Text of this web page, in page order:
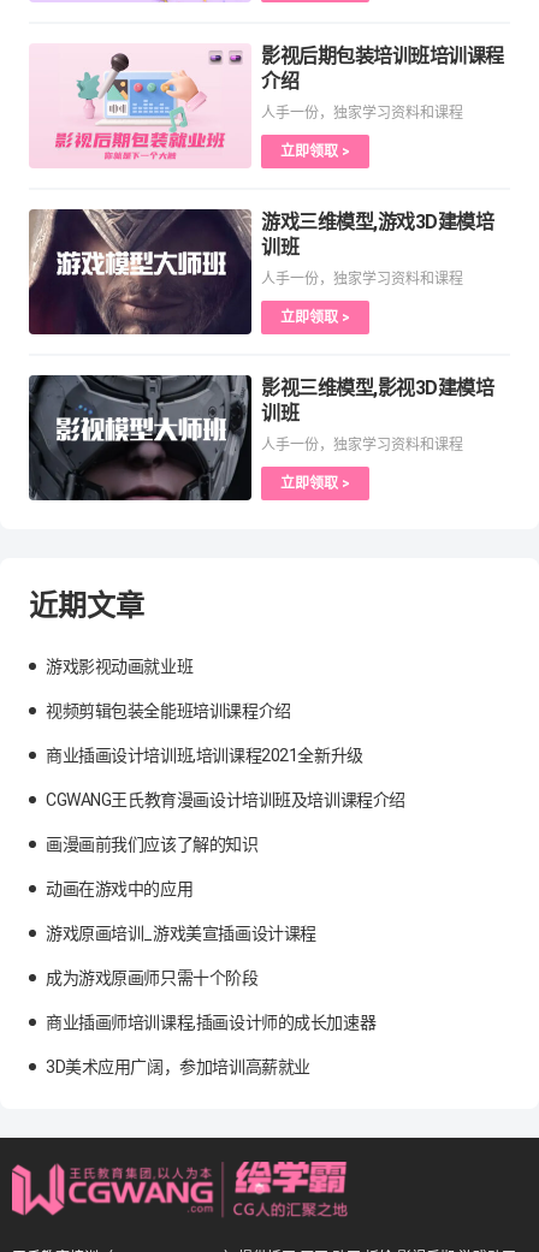
影视后期包装培训班培训课程
介绍
人手一份，独家学习资料和课程
立即领取 >
游戏三维模型,游戏3D建模培
训班
人手一份，独家学习资料和课程
立即领取 >
影视三维模型,影视3D建模培
训班
人手一份，独家学习资料和课程
立即领取 >
近期文章
游戏影视动画就业班
视频剪辑包装全能班培训课程介绍
商业插画设计培训班,培训课程2021全新升级
CGWANG王氏教育漫画设计培训班及培训课程介绍
画漫画前我们应该了解的知识
动画在游戏中的应用
游戏原画培训_游戏美宣插画设计课程
成为游戏原画师只需十个阶段
商业插画师培训课程,插画设计师的成长加速器
3D美术应用广阔，参加培训高薪就业